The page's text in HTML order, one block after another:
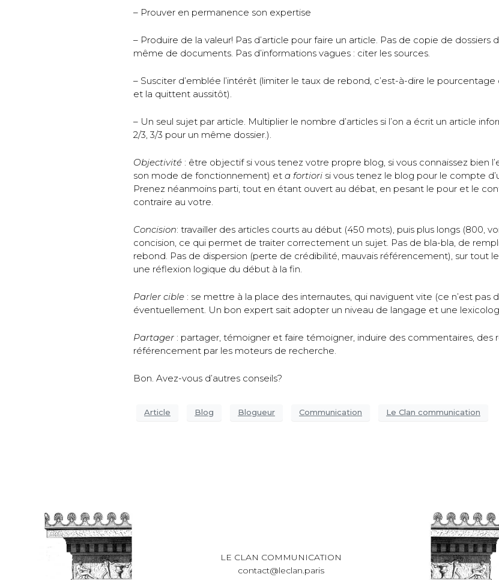
– Prouver en permanence son expertise
– Produire de la valeur! Pas d’article pour faire un article. Pas de copie de dossiers
même de documents. Pas d’informations vagues : citer les sources.
– Susciter d’emblée l’intérêt (limiter le taux de rebond, c’est-à-dire le
et la quittent aussitôt).
– Un seul sujet par article. Multiplier le nombre d’articles si l’on a écrit un article
2/3, 3/3 pour un même dossier.).
Objectivité : être objectif si vous tenez votre propre blog, si vous connaissez bien
son mode de fonctionnement) et a fortiori si vous tenez le blog pour le compte
Prenez néanmoins parti, tout en étant ouvert au débat, en pesant le pour et le
contraire au votre.
Concision: travailler des articles courts au début (450 mots), puis plus longs (800,
concision, ce qui permet de traiter correctement un sujet. Pas de bla-bla, de
rebond. Pas de dispersion (perte de crédibilité, mauvais référencement), sur tout
une réflexion logique du début à la fin.
Parler cible : se mettre à la place des internautes, qui naviguent vite (ce n’est pas
éventuellement. Un bon expert sait adopter un niveau de langage et une
Partager : partager, témoigner et faire témoigner, induire des commentaires, des
référencement par les moteurs de recherche.
Bon. Avez-vous d’autres conseils?
Article Blog Blogueur Communication Le Clan communication
LE CLAN COMMUNICATION
contact@leclan.paris